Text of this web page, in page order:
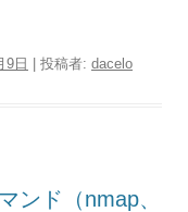
9日 投稿者: dacelo
ンド（nmap、